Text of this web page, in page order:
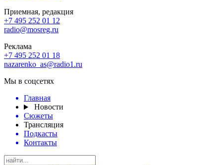
Приемная, редакция
+7 495 252 01 12
radio@mosreg.ru
Реклама
+7 495 252 01 18
nazarenko_as@radio1.ru
Мы в соцсетях
Главная
Новости
Сюжеты
Трансляция
Подкасты
Контакты